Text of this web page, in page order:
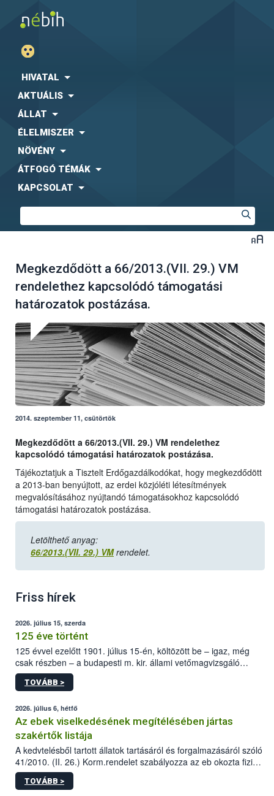
HIVATAL
AKTUÁLIS
ÁLLAT
ÉLELMISZER
NÖVÉNY
ÁTFOGÓ TÉMÁK
KAPCSOLAT
Megkezdődött a 66/2013.(VII. 29.) VM
rendelethez kapcsolódó támogatási
határozatok postázása.
2014. szeptember 11, csütörtök
Megkezdődött a 66/2013.(VII. 29.) VM rendelethez
kapcsolódó támogatási határozatok postázása.
Tájékoztatjuk a Tisztelt Erdőgazdálkodókat, hogy megkezdődött
a 2013-ban benyújtott, az erdei közjóléti létesítmények
megvalósításához nyújtandó támogatásokhoz kapcsolódó
támogatási határozatok postázása.
Letölthető anyag:
66/2013.(VII. 29.) VMrendelet.
Friss hírek
2026. július 15, szerda
125 éve történt
125 évvel ezelőtt 1901. július 15-én, költözött be – igaz, még
csak részben – a budapesti m. kir. állami vetőmagvizsgáló
állomás a Kis Rókus utca 15. szám alatti, Czigler Győző által
tervezett új épületébe.
TOVÁBB >
2026. július 6, hétfő
Az ebek viselkedésének megítélésében jártas
szakértők listája
A kedvtelésből tartott állatok tartásáról és forgalmazásáról szóló
41/2010. (II. 26.) Korm.rendelet szabályozza az eb okozta fizikai
sérülés, illetve ennek veszélye keletkezésekor felmerülő
hatósági feladatokat, valamint a veszélyes eb tartását és annak
TOVÁBB >